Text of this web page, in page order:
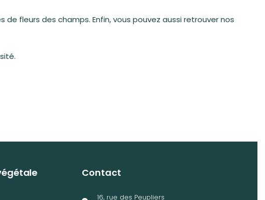
fleurs des champs. Enfin, vous pouvez aussi retrouver nos
Contact
16, rue des Peupliers